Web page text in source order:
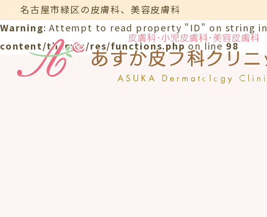
Warning: Attempt to read property "ID" on string in
content/themes/res/functions.phpon line98
名古屋市緑区の皮膚科、美容皮膚科